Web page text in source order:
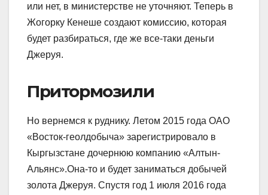
или нет, в министерстве не уточняют. Теперь в
Жогорку Кенеше создают комиссию, которая
будет разбираться, где же все-таки деньги
Джеруя.
Притормозили
Но вернемся к руднику. Летом 2015 года ОАО
«Восток-геолдобыча» зарегистрировало в
Кыргызстане дочернюю компанию «Алтын-
Альянс».Она-то и будет заниматься добычей
золота Джеруя. Спустя год 1 июля 2016 года